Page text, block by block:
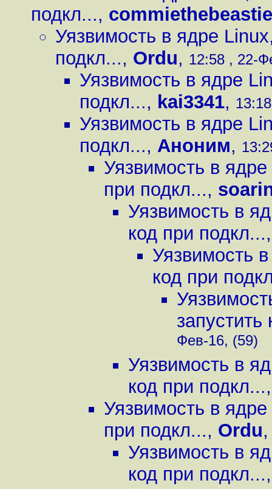
подкл..., commiethebeastie
Уязвимость в ядре
подкл..., Ordu, 12:58 , 22-
Уязвимость в ядре
подкл..., kai3341,
Уязвимость в ядре
подкл..., Аноним,
Уязвимость в
при подкл...,
Уязвимость в
код при подкл...
Уязвимость
код при
Фев-16, (59)
Уязвимость в
код при подкл...
Уязвимость в
при подкл..., Ordu
Уязвимость в
код при подкл...